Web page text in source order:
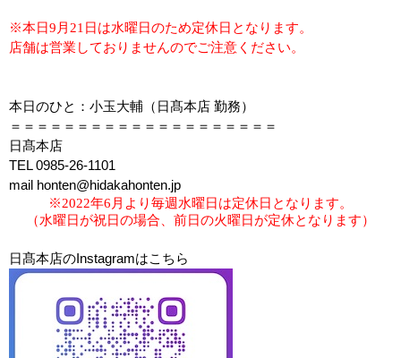
※本日9月21日は水曜日のため定休日となります。
店舗は営業しておりませんのでご注意ください。
本日のひと：小玉大輔（日髙本店 勤務）
＝＝＝＝＝＝＝＝＝＝＝＝＝＝＝＝＝＝＝＝
日髙本店
TEL 0985-26-1101
mail honten@hidakahonten.jp
※2022年6月より毎週水曜日は定休日となります。
（水曜日が祝日の場合、前日の火曜日が定休となります）
日髙本店のInstagramはこちら